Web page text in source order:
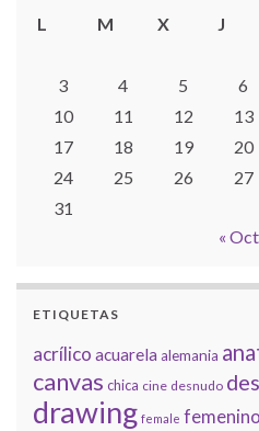
L
M X J
3
4 5 6
10
11 12 13
17
18 19 20
24
25 26 27
31
« Oct
ETIQUETAS
acrílico acuarela alemania
canvas chica cine desnudo
drawing female femenino